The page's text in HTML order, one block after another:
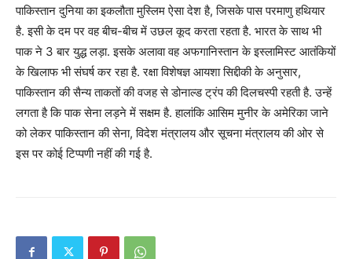
पाकिस्तान दुनिया का इकलौता मुस्लिम ऐसा देश है, जिसके पास परमाणु हथियार
है. इसी के दम पर वह बीच-बीच में उछल कूद करता रहता है. भारत के साथ भी
पाक ने 3 बार युद्ध लड़ा. इसके अलावा वह अफगानिस्तान के इस्लामिस्ट आतंकियों
के खिलाफ भी संघर्ष कर रहा है. रक्षा विशेषज्ञ आयशा सिद्दीकी के अनुसार,
पाकिस्तान की सैन्य ताकतों की वजह से डोनाल्ड ट्रंप की दिलचस्पी रहती है. उन्हें
लगता है कि पाक सेना लड़ने में सक्षम है. हालांकि आसिम मुनीर के अमेरिका जाने
को लेकर पाकिस्तान की सेना, विदेश मंत्रालय और सूचना मंत्रालय की ओर से
इस पर कोई टिप्पणी नहीं की गई है.